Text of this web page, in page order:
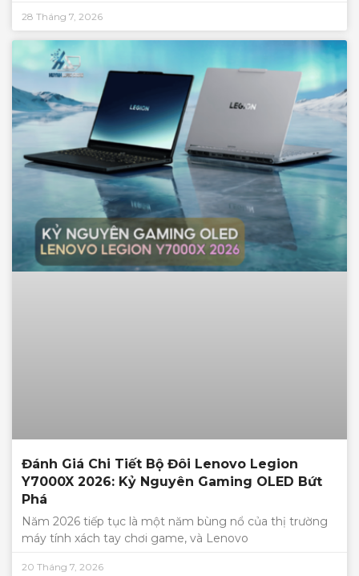
28 Tháng 7, 2026
Đánh Giá Chi Tiết Bộ Đôi Lenovo Legion
Y7000X 2026: Kỷ Nguyên Gaming OLED Bứt
Phá
Năm 2026 tiếp tục là một năm bùng nổ của thị trường
máy tính xách tay chơi game, và Lenovo
20 Tháng 7, 2026